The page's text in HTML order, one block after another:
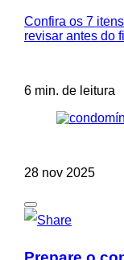
Confira os 7
revisar antes do
6 min. de leitura
28 nov 2025